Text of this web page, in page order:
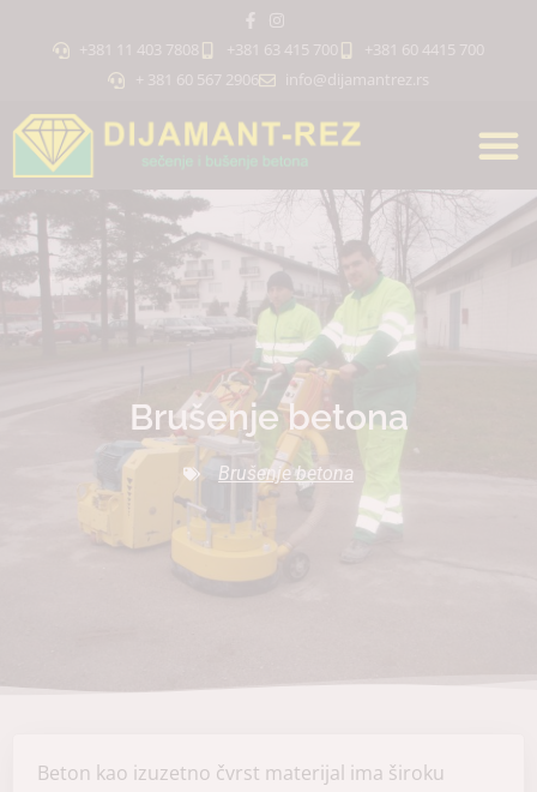
+381 11 403 7808 +381 63 415 700
+381 60 4415 700
+ 381 60 567 2906
info@dijamantrez.rs
Brušenje betona
Brušenje betona
Beton kao izuzetno čvrst materijal ima široku